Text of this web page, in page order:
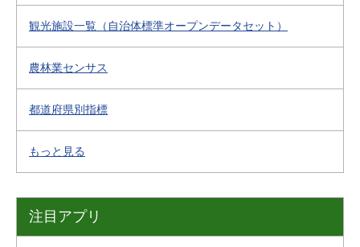
観光施設一覧（自治体標準オープンデータセット）
農林業センサス
都道府県別指標
もっと見る
注目アプリ